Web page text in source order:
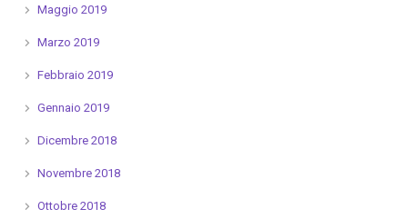
Maggio 2019
Marzo 2019
Febbraio 2019
Gennaio 2019
Dicembre 2018
Novembre 2018
Ottobre 2018